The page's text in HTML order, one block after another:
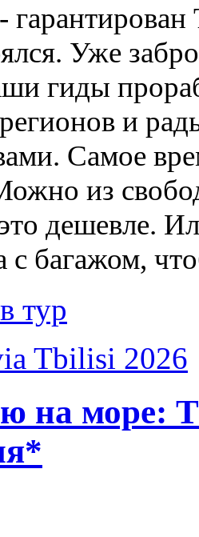
Уже
гиды
и
Самое
из
дешевле.
с багажом,
тур
Tbilisi 2026
на море: